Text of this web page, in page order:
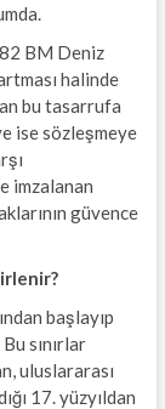
BM Deniz
halinde
bu tasarrufa
ise sözleşmeye
imzalanan
güvence
başlayıp
sınırlar
uluslararası
17. yüzyıldan